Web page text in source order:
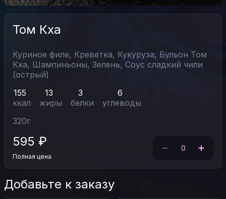
Том Кха
Куриное филе, Креветка, Кукуруза, Бульон Том
Кха, Шампиньоны, Зелень, Соус сладкий чили
(острый)
155
ккал
13
жиры
3
белки
6
углеводы
320г
595 ₽
Полная цена
0
Добавьте к заказу